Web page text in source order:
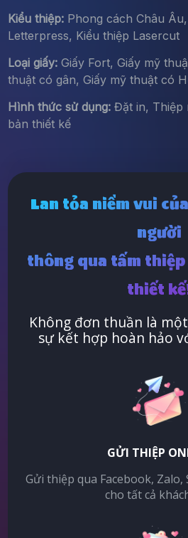
Kiểu thiệp:Phong cách Châu
Letterpress, Kiểu thiệp Lasercut
Loại giấy:Giấy Fort, Giấy mỹ
thuật có gân, Giấy mỹ thuật có
Hình thức sử dụng:Đặt in, Thiệp
bản thiết kế
Lan tỏa niềm vui
người
thông qua tấm
thiết
Không đơn thuần là
sự kết hợp hoàn hảo
GỬI THIỆP
Gửi thiệp qua Facebook, Zalo,
cho tất cả